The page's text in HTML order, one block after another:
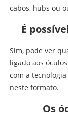
cabos, hubs ou
É
Sim, pode ver
ligado aos
com a
neste formato.
Os